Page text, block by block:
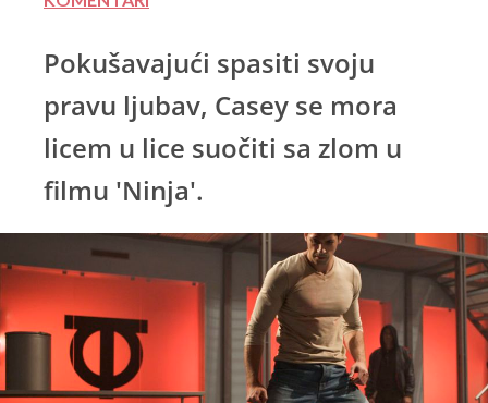
Pokušavajući spasiti svoju
pravu ljubav, Casey se mora
licem u lice suočiti sa zlom u
filmu 'Ninja'.